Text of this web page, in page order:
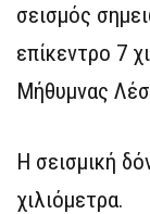
σεισμός
επίκεντρο 7
Μήθυμνας
Η σεισμική
χιλιόμετρα.